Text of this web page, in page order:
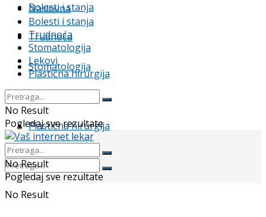
Bolesti i stanja
Trudnoća
Stomatologija
Lekovi
Plastična hirurgija
No Result
Naslovna
Bolesti i stanja
Trudnoća
Stomatologija
Lekovi
Plastična hirurgija
No Result
Pogledaj sve rezultate
No Result
Pogledaj sve rezultate